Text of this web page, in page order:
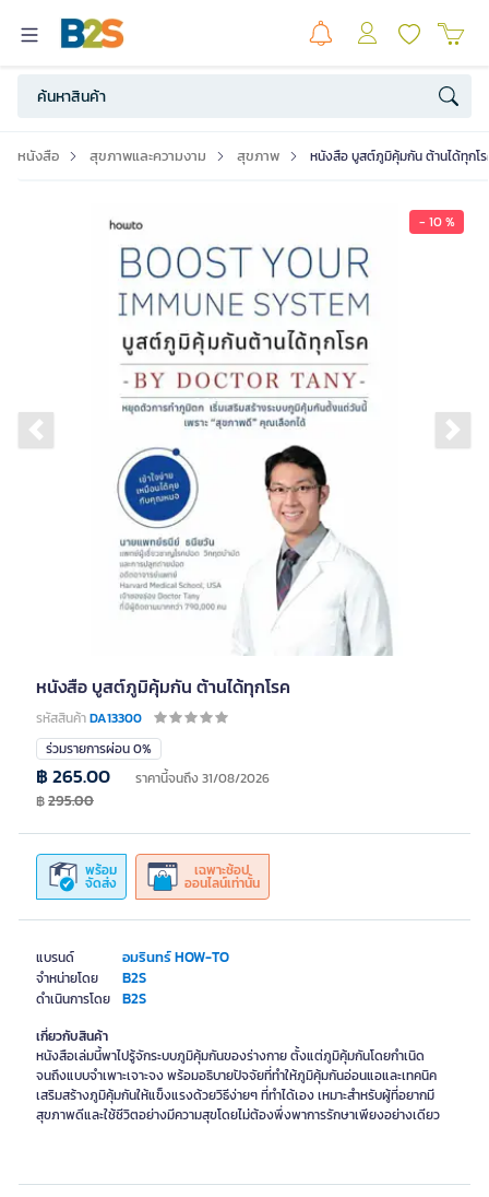
หนังสือ สุขภาพและความงาม สุขภาพ หนังสือ บูสต์ภูมิคุ้มกัน ต้านได้ทุกโ
- 10 %
Previous slide
หนังสือ บูสต์ภูมิคุ้มกัน ต้านได้ทุกโรค
รหัสสินค้าDA13300
แบรนด์ อมรินทร์ HOW-TO
จำหน่ายโดย B2S
ดำเนินการโดย B2S
ร่วมรายการผ่อน 0%
พร้อม
จัดส่ง
เฉพาะช้อป
ออนไลน์เท่านั้น
฿ 265.00 ราคานี้จนถึง 31/08/2026
฿295.00
เกี่ยวกับสินค้า
หนังสือเล่มนี้พาไปรู้จักระบบภูมิคุ้มกันของร่างกาย ตั้งแต่ภูมิคุ้มกันโดยกำเนิด
จนถึงแบบจำเพาะเจาะจง พร้อมอธิบายปัจจัยที่ทำให้ภูมิคุ้มกันอ่อนแอและเทคนิค
เสริมสร้างภูมิคุ้มกันให้แข็งแรงด้วยวิธีง่ายๆ ที่ทำได้เอง เหมาะสำหรับผู้ที่อยากมี
สุขภาพดีและใช้ชีวิตอย่างมีความสุขโดยไม่ต้องพึ่งพาการรักษาเพียงอย่างเดียว